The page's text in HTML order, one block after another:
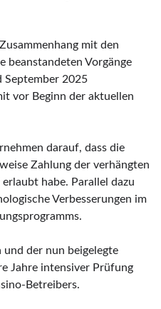
mit den
beanstandeten Vorgänge
September 2025
vor Beginn der aktuellen
darauf, dass die
Zahlung der verhängten
habe. Parallel dazu
Verbesserungen im
und der nun beigelegte
Jahre intensiver Prüfung
Betreibers.